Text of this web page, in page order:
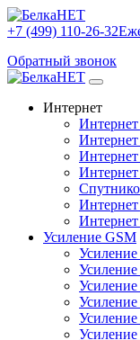
+7 (499) 110-26-32
Обратный звонок
Интернет
Интернет
Интернет
Интернет
Усиление GSM
Усиление
Усиление
Усиление